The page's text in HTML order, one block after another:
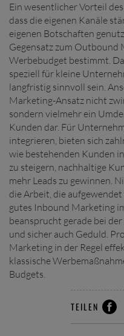
Ein wesentlicher Vorteil
dass die eigenen Kanäle
eigenen Botschaften
Gegensatz zum Outbound
Werbebudget bestimmt.
speziell für kleine
langfristig sinnvoll sein.
Marketing-Ansatz nicht
sondern vielmehr ein
Kunden dar. Für
integrieren, bieten sich
wie bestehenden Kunden
zu steigern, nachhaltige
mehr Leads zu gewinnen.
die Arbeit, die
gutes Inbound Marketing
beansprucht gerade bei
und sicher auch Geduld.
Marketing in der Regel
klassische
Budgets.
TEILEN